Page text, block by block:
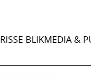
BLIKMEDIA &